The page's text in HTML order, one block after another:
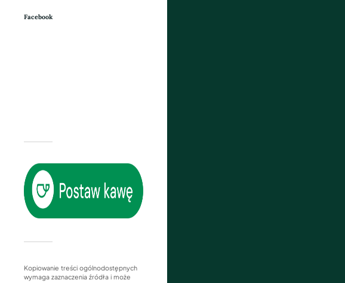
Facebook
Kopiowanie treści ogólnodostępnych
wymaga zaznaczenia źródła i może